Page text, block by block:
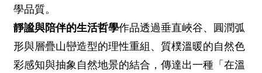
學品質。
靜謐與陪伴的生活哲學作品透過垂直峽谷、圓潤弧
形與層疊山巒造型的理性重組、質樸溫暖的自然色
彩感知與抽象自然地景的結合，傳達出一種「在溫